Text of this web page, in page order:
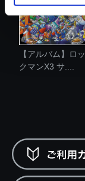
【アルバム】ロッ
クマンX3 サ....